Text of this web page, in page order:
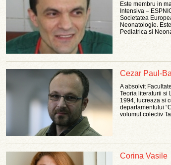
Este membru in
Intensiva –
Societatea
Neonatologie.
Pediatrica si
Cezar Paul-
A absolvit
Teoria literaturii si
1994, lucreaza si
departamentului
volumul colectiv
Corina Vasile